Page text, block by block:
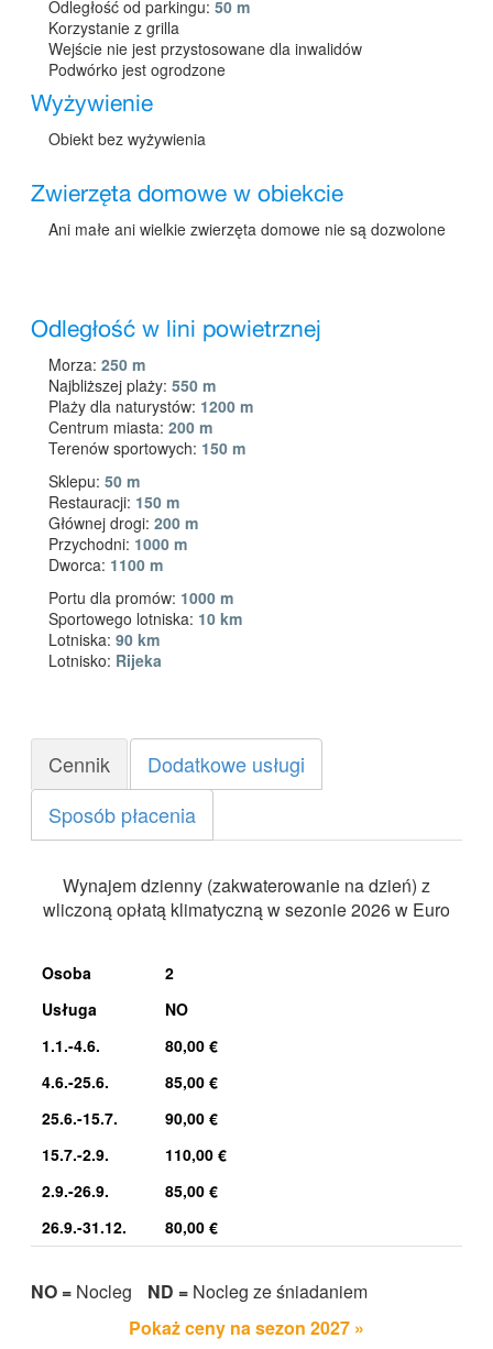
Odległość od parkingu: 50 m
Korzystanie z grilla
Wejście nie jest przystosowane dla inwalidów
Podwórko jest ogrodzone
Wyżywienie
Obiekt bez wyżywienia
Zwierzęta domowe w obiekcie
Ani małe ani wielkie zwierzęta domowe nie są dozwolone
Odległość w lini powietrznej
Morza: 250 m
Najbliższej plaży: 550 m
Plaży dla naturystów: 1200 m
Centrum miasta: 200 m
Terenów sportowych: 150 m
Sklepu: 50 m
Restauracji: 150 m
Głównej drogi: 200 m
Przychodni: 1000 m
Dworca: 1100 m
Portu dla promów: 1000 m
Sportowego lotniska: 10 km
Lotniska: 90 km
Lotnisko: Rijeka
Cennik
Dodatkowe usługi
Sposób płacenia
Wynajem dzienny (zakwaterowanie na dzień) z
wliczoną opłatą klimatyczną w sezonie 2026 w Euro
Osoba
2
Usługa
NO
1.1.-4.6.
80,00 €
4.6.-25.6.
85,00 €
25.6.-15.7.
90,00 €
15.7.-2.9.
110,00 €
2.9.-26.9.
85,00 €
26.9.-31.12.
80,00 €
NO = Nocleg ND = Nocleg ze śniadaniem
Pokaż ceny na sezon 2027 »